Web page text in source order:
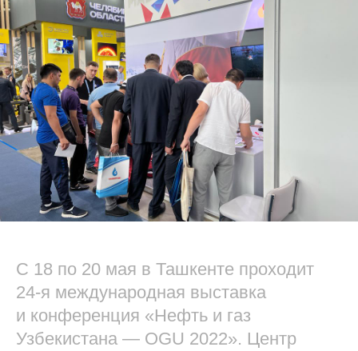
С 18 по 20 мая в Ташкенте проходит
24-я международная выставка
и конференция «Нефть и газ
Узбекистана — OGU 2022». Центр